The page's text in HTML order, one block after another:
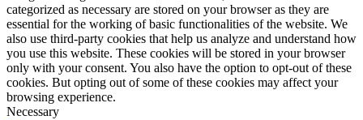
categorized as necessary are stored on your browser as they are
essential for the working of basic functionalities of the website. We
also use third-party cookies that help us analyze and understand how
you use this website. These cookies will be stored in your browser
only with your consent. You also have the option to opt-out of these
cookies. But opting out of some of these cookies may affect your
browsing experience.
Necessary